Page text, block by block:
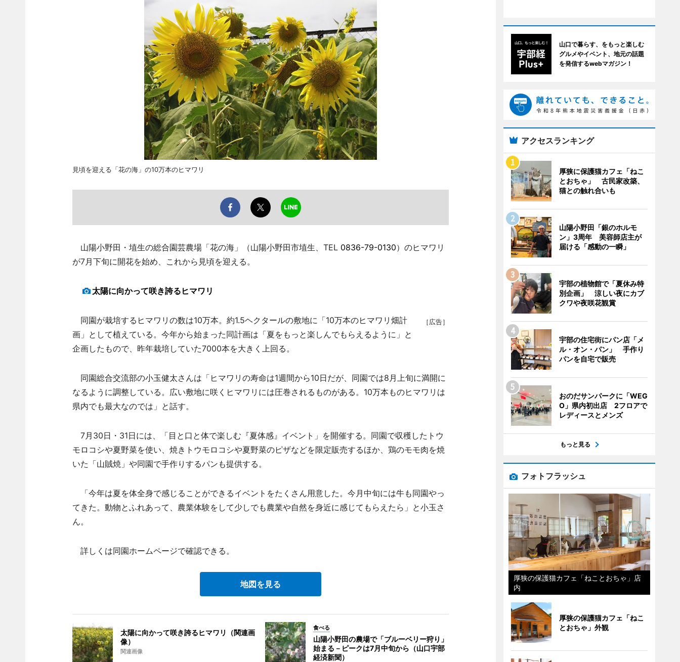
見頃を迎える「花の海」の10万本のヒマワリ
山陽小野田・埴生の総合園芸農場「花の海」（山陽小野田市埴生、TEL 0836-79-0130）のヒマワリ
が7月下旬に開花を始め、これから見頃を迎える。
太陽に向かって咲き誇るヒマワリ
［広告］
同園が栽培するヒマワリの数は10万本。約1.5ヘクタールの敷地に「10万本のヒマワリ畑計
画」として植えている。今年から始まった同計画は「夏をもっと楽しんでもらえるように」と
企画したもので、昨年栽培していた7000本を大きく上回る。
同園総合交流部の小玉健太さんは「ヒマワリの寿命は1週間から10日だが、同園では8月上旬に満開に
なるように調整している。広い敷地に咲くヒマワリには圧巻されるものがある。10万本ものヒマワリは
県内でも最大なのでは」と話す。
7月30日・31日には、「目と口と体で楽しむ『夏体感』イベント」を開催する。同園で収穫したトウ
モロコシや夏野菜を使い、焼きトウモロコシや夏野菜のピザなどを限定販売するほか、鶏のモモ肉を焼
いた「山賊焼」や同園で手作りするパンも提供する。
「今年は夏を体全身で感じることができるイベントをたくさん用意した。今月中旬には牛も同園やっ
てきた。動物とふれあって、農業体験をして少しでも農業や自然を身近に感じてもらえたら」と小玉さ
ん。
詳しくは同園ホームページで確認できる。
地図を見る
太陽に向かって咲き誇るヒマワリ（関連画
像）
関連画像
食べる
山陽小野田の農場で「ブルーベリー狩り」
始まる－ピークは7月中旬から（山口宇部
経済新聞）
山口で暮らす、をもっと楽しむ
グルメやイベント、地元の話題
を発信するwebマガジン！
アクセスランキング
厚狭に保護猫カフェ「ねこ
とおちゃ」 古民家改築、
猫との触れ合いも
山陽小野田「銀のホルモ
ン」3周年 美容師店主が
届ける「感動の一瞬」
宇部の植物館で「夏休み特
別企画」 涼しい夜にカブ
クワや夜咲花観賞
宇部の住宅街にパン店「メ
ル・オン・パン」 手作り
パンを自宅で販売
おのだサンパークに「WEG
O」県内初出店 2フロアで
レディースとメンズ
もっと見る
フォトフラッシュ
厚狭の保護猫カフェ「ねことおちゃ」店
内
厚狭の保護猫カフェ「ねこ
とおちゃ」外観